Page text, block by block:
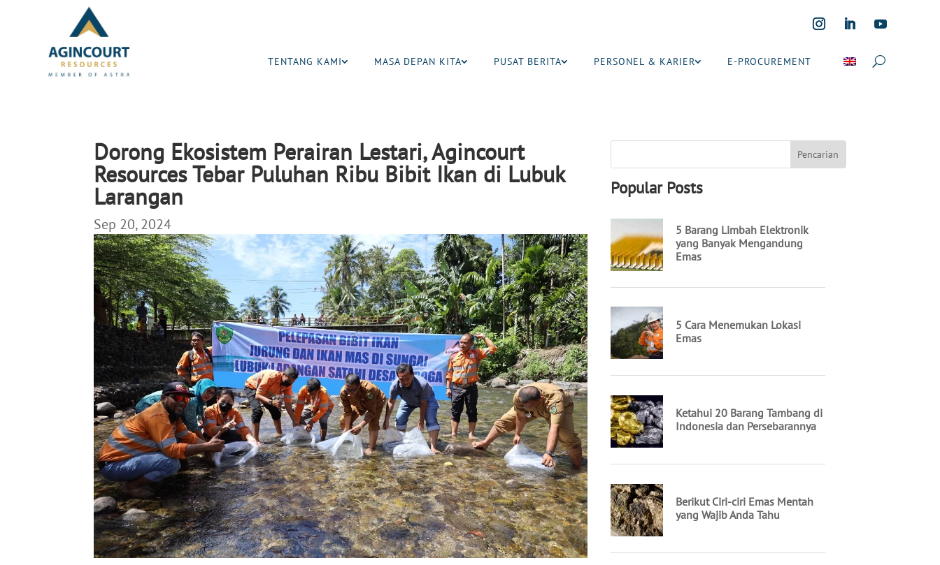
TENTANG KAMI MASA DEPAN KITA PUSAT BERITA PERSONEL & KARIER E-PROCUREMENT
Dorong Ekosistem Perairan Lestari, Agincourt
Resources Tebar Puluhan Ribu Bibit Ikan di Lubuk
Larangan
Sep 20, 2024
Popular Posts